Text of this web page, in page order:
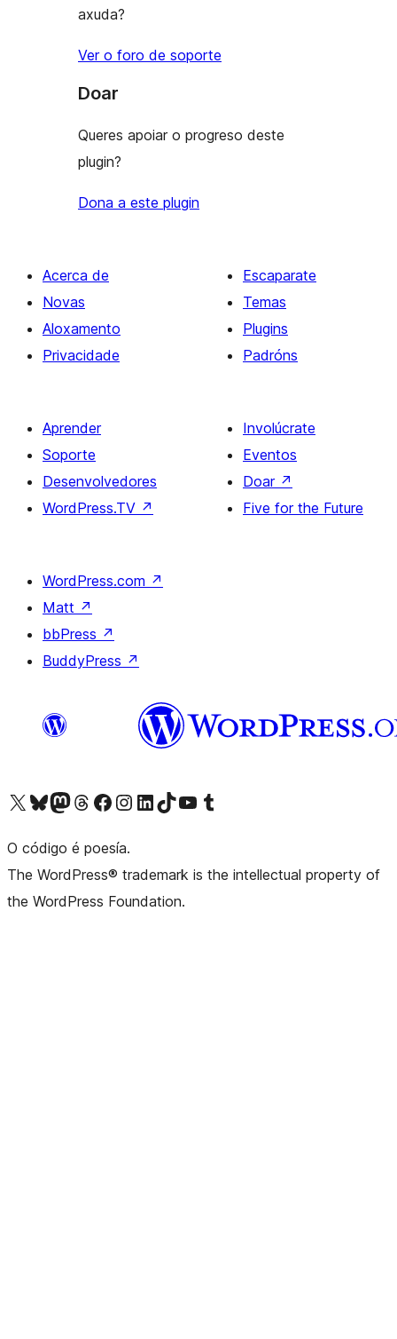
axuda?
Ver o foro de soporte
Doar
Queres apoiar o progreso deste
plugin?
Dona a este plugin
Acerca de
Novas
Aloxamento
Privacidade
Escaparate
Temas
Plugins
Padróns
Aprender
Soporte
Desenvolvedores
WordPress.TV ↗
Involúcrate
Eventos
Doar ↗
Five for the Future
WordPress.com ↗
Matt ↗
bbPress ↗
BuddyPress ↗
Visita la cuenta de X (anteriormente Twitter)
Visita a nosa conta de Bluesky
Visita a nosa conta de Mastodon
Visita a nosa conta de Threads
Visita a nosa páxina de Facebook
Visita a nosa conta de Instagram
Visita a nosa conta de LinkedIn
Visita a nosa conta de TikTok
Visita a nosa canle de YouTube
Visita a nosa conta de Tumblr
O código é poesía.
The WordPress® trademark is the intellectual property of
the WordPress Foundation.